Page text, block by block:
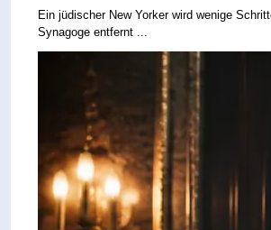
Ein jüdischer New Yorker wird wenige
Synagoge entfernt ...